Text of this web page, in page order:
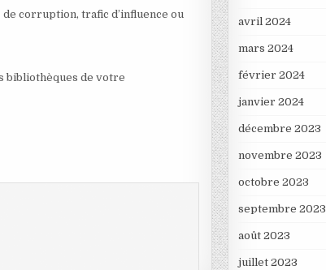
corruption, trafic d’influence ou
bibliothèques de votre
avril 2024
mars 2024
février 2024
janvier 2024
décembre 2023
novembre 2023
octobre 2023
septembre 2023
août 2023
juillet 2023